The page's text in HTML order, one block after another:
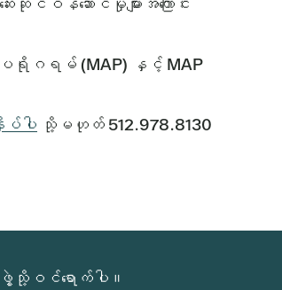
ဝန်ဆောင်မှုများအကြောင်း
က်မှုပရိုဂရမ် (MAP) နှင့် MAP
ပါ သို့မဟုတ် 512.978.8130
ဝင်ရောက်ပါ။